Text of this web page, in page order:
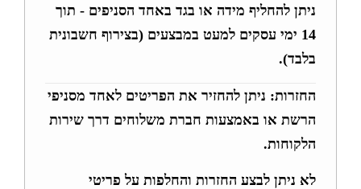
ניתן להחליף מידה או בגד באחד הסניפים - תוך
14 ימי עסקים למעט במבצעים (בצירוף חשבונית
בלבד).
החזרות: ניתן להחזיר את הפריטים לאחד מסניפי
הרשת או באמצעות חברת משלוחים דרך שירות
הלקוחות.
לא ניתן לבצע החזרות והחלפות על פריטי